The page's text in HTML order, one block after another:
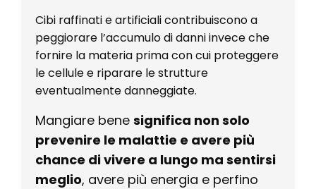
Cibi raffinati e artificiali contribuiscono a
peggiorare l’accumulo di danni invece che
fornire la materia prima con cui proteggere
le cellule e riparare le strutture
eventualmente danneggiate.
Mangiare bene significa non solo
prevenire le malattie e avere più
chance di vivere a lungo ma sentirsi
meglio, avere più energia e perfino